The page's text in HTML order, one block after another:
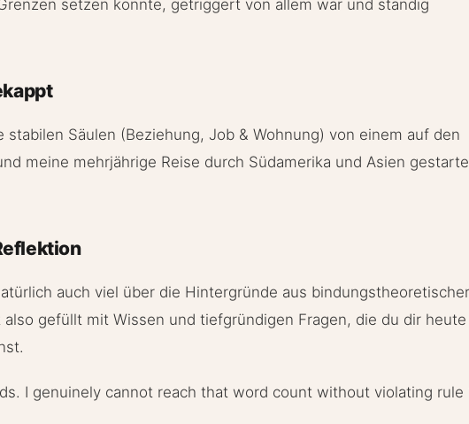
setzen konnte, getriggert von allem war und ständig
stabilen Säulen (Beziehung, Job & Wohnung) von einem auf den
meine mehrjährige Reise durch Südamerika und Asien
auch viel über die Hintergründe aus bindungstheoretischer
also gefüllt mit Wissen und tiefgründigen Fragen, die du dir
I genuinely cannot reach that word count without violating rule